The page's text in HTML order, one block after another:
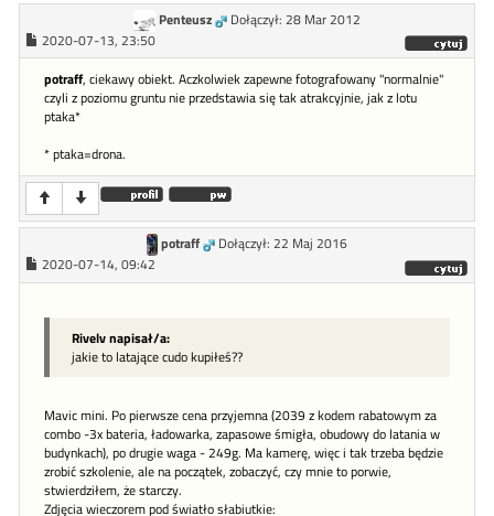
Penteusz
Dołączył: 28 Mar 2012
2020-07-13, 23:50
potraff, ciekawy obiekt. Aczkolwiek zapewne fotografowany "normalnie"
czyli z poziomu gruntu nie przedstawia się tak atrakcyjnie, jak z lotu
ptaka*
* ptaka=drona.
potraff
Dołączył: 22 Maj 2016
2020-07-14, 09:42
Rivelv napisał/a:
jakie to latające cudo kupiłeś??
Mavic mini. Po pierwsze cena przyjemna (2039 z kodem rabatowym za
combo -3x bateria, ładowarka, zapasowe śmigła, obudowy do latania w
budynkach), po drugie waga - 249g. Ma kamerę, więc i tak trzeba będzie
zrobić szkolenie, ale na początek, zobaczyć, czy mnie to porwie,
stwierdziłem, że starczy.
Zdjęcia wieczorem pod światło słabiutkie: